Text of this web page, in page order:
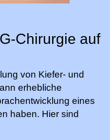
Chirurgie auf
von Kiefer- und
erhebliche
eines
haben. Hier sind